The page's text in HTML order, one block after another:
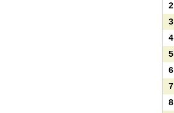
2
3
4
5
6
7
8